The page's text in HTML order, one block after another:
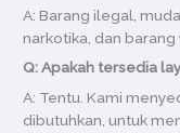
A: Barang ilegal,
narkotika, dan barang
Q: Apakah tersedia
A: Tentu. Kami
dibutuhkan, untuk